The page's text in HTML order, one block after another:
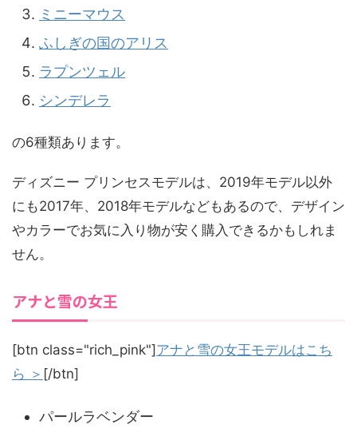
ミニーマウス
ふしぎの国のアリス
ラプンツェル
シンデレラ
の6種類あります。
ディズニー プリンセスモデルは、2019年モデル以外
にも2017年、2018年モデルなどもあるので、デザイン
やカラーでお気に入り物が安く購入できるかもしれま
せん。
アナと雪の女王
[btn class="rich_pink"] アナと雪の女王モデルはこち
ら ＞ [/btn]
パールラベンダー